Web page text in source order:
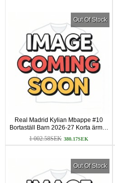
Out Of Stock
Real Madrid Kylian Mbappe #10
Bortaställ Barn 2026-27 Korta ärmar
(+ Korta byxor)
1 002.58SEK 380.17SEK
Out Of Stock